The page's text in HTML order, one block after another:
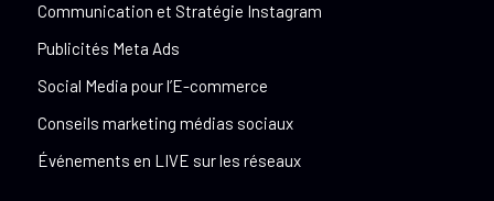
Communication et Stratégie Instagram
Publicités Meta Ads
Social Media pour l’E-commerce
Conseils marketing médias sociaux
Événements en LIVE sur les réseaux